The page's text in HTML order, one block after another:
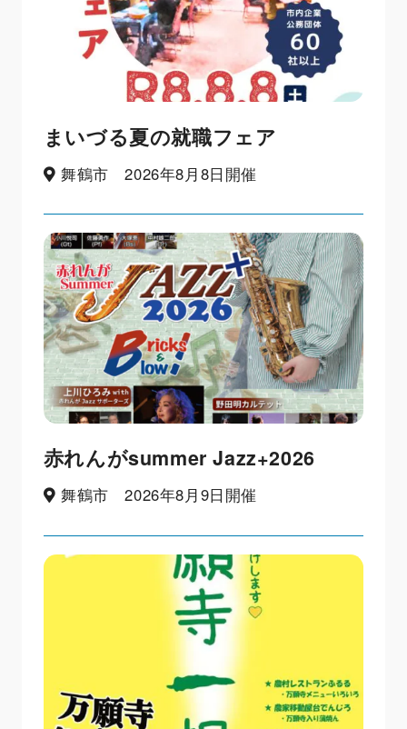
まいづる夏の就職フェア
舞鶴市 2026年8月8日開催
赤れんがsummer Jazz+2026
舞鶴市 2026年8月9日開催